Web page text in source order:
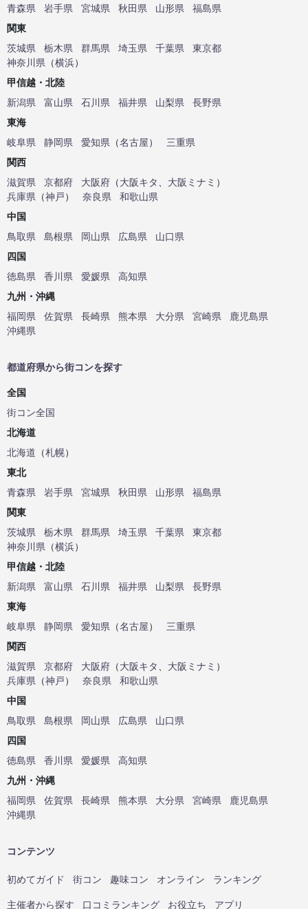
青森県
岩手県 宮城県 秋田県 山形県
福島県
関東
茨城県
栃木県 群馬県 埼玉県 千葉県
東京都
神奈川県 （横浜）
甲信越・北陸
新潟県
富山県 石川県 福井県 山梨県
長野県
東海
岐阜県
静岡県 愛知県 （名古屋）
三重県
関西
滋賀県
京都府 大阪府 （大阪キタ 大阪ミナミ ）
兵庫県 （神戸） 奈良県
和歌山県
中国
鳥取県
島根県 岡山県 広島県
山口県
四国
徳島県
香川県 愛媛県
高知県
九州・沖縄
福岡県
佐賀県 長崎県 熊本県 大分県 宮崎県
鹿児島県
沖縄県
都道府県から街コンを探す
全国
街コン全国
北海道
北海道 （札幌）
東北
青森県
岩手県 宮城県 秋田県 山形県
福島県
関東
茨城県
栃木県 群馬県 埼玉県 千葉県
東京都
神奈川県 （横浜）
甲信越・北陸
新潟県
富山県 石川県 福井県 山梨県
長野県
東海
岐阜県
静岡県 愛知県 （名古屋）
三重県
関西
滋賀県
京都府 大阪府 （大阪キタ 大阪ミナミ ）
兵庫県 （神戸） 奈良県
和歌山県
中国
鳥取県
島根県 岡山県 広島県
山口県
四国
徳島県
香川県 愛媛県
高知県
九州・沖縄
福岡県
佐賀県 長崎県 熊本県 大分県 宮崎県
鹿児島県
沖縄県
コンテンツ
初めてガイド 街コン 趣味コン オンライン ランキング
主催者から探す 口コミランキング お役立ち アプリ